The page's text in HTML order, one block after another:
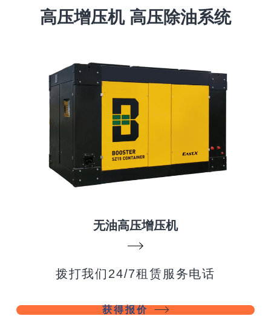
高压增压机 高压除油系统
无油高压增压机
拨打我们24/7租赁服务电话
获得报价